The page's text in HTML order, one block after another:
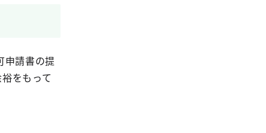
申請書の提
をもって